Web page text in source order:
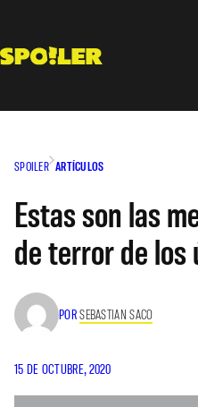
contenido
SPOILER ARTÍCULOS
Estas son las
de terror de los
PORSEBASTIAN SACO
15 DE OCTUBRE, 2020